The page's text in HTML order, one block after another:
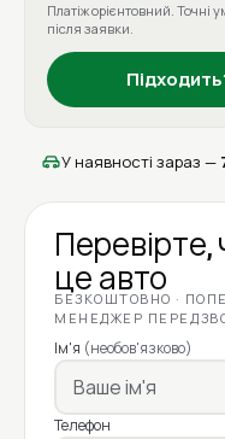
Платіж орієнтовний. Точні
після заявки.
У наявності зараз —
Перевірте,
це авто
БЕЗКОШТОВНО ·
МЕНЕДЖЕР
Ім'я (необов'язково)
Телефон